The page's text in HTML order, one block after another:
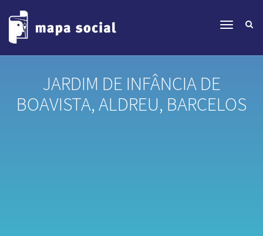
JARDIM DE INFÂNCIA DE
BOAVISTA, ALDREU, BARCELOS